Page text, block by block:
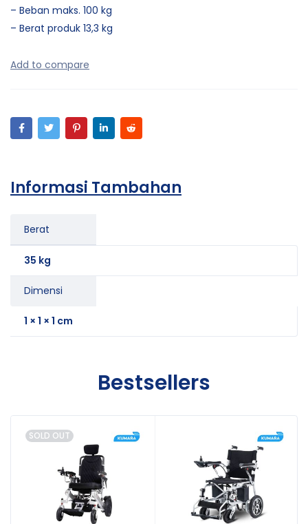
– Beban maks. 100 kg
– Berat produk 13,3 kg
Informasi Tambahan
Berat
35 kg
Dimensi
1 × 1 × 1 cm
Bestsellers
SOLD OUT